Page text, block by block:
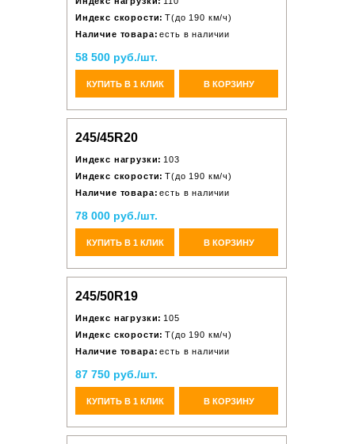
Индекс скорости: T(до 190 км/ч)
Наличие товара: есть в наличии
58 500 руб./шт.
КУПИТЬ В 1 КЛИК В КОРЗИНУ
245/45R20
Индекс нагрузки: 103
Индекс скорости: T(до 190 км/ч)
Наличие товара: есть в наличии
78 000 руб./шт.
КУПИТЬ В 1 КЛИК В КОРЗИНУ
245/50R19
Индекс нагрузки: 105
Индекс скорости: T(до 190 км/ч)
Наличие товара: есть в наличии
87 750 руб./шт.
КУПИТЬ В 1 КЛИК В КОРЗИНУ